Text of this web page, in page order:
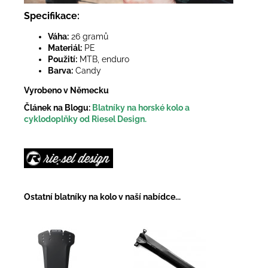
Specifikace:
Váha: 26 gramů
Materiál: PE
Použití: MTB, enduro
Barva: Candy
Vyrobeno v Německu
Článek na Blogu: Blatníky na horské kolo a
cyklodoplňky od Riesel Design.
Ostatní blatníky na kolo v naší nabídce...